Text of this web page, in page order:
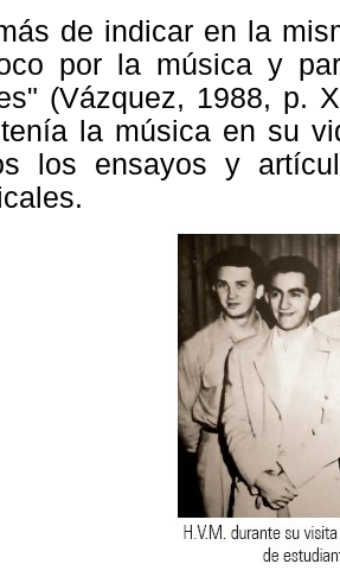
de indicar en la
por la música y
(Vázquez, 1988, p.
la música en su
los ensayos y